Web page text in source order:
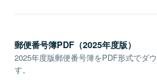
郵便番号簿PDF（2025年度版）
2025年度版郵便番号簿をPDF形式でダ
す。